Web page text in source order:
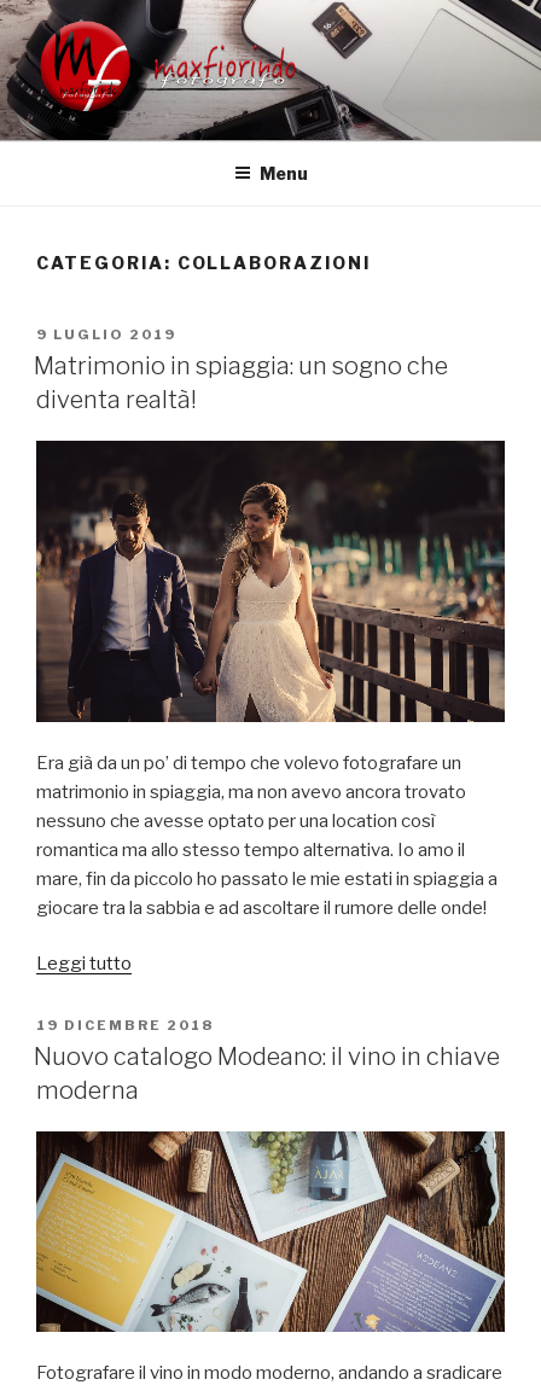
Salta
al
contenuto
FOTOGRAFO MATRIMONIO
UDINE VENEZIA TREVISO
Fotografo Matrimonio
Menu
CATEGORIA: COLLABORAZIONI
PUBBLICATO
IL
9 LUGLIO 2019
Matrimonio in spiaggia: un sogno che
diventa realtà!
Era già da un po’ di tempo che volevo fotografare un
matrimonio in spiaggia, ma non avevo ancora trovato
nessuno che avesse optato per una location così
romantica ma allo stesso tempo alternativa. Io amo il
mare, fin da piccolo ho passato le mie estati in spiaggia a
giocare tra la sabbia e ad ascoltare il rumore delle onde!
Leggi tutto
spiaggia:
un
diventa
realtà!”
PUBBLICATO
IL
19 DICEMBRE 2018
Nuovo catalogo Modeano: il vino in chiave
moderna
Fotografare il vino in modo moderno, andando a sradicare